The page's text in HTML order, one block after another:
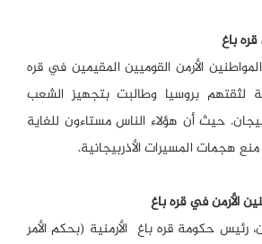
باغ
الأرمن القوميين المقيمين في قره
لثقتهم بروسيا وطالبت بتجهيز الشعب
حيث أن هؤلاء الناس مستاءون للغاية
هجمات المسيرات الأذربيجانية.
الأرمن في قره باغ
رئيس حكومة قره باغ الأرمنية (بحكم الأمر